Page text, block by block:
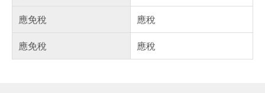
應免稅
應稅
應免稅
應稅